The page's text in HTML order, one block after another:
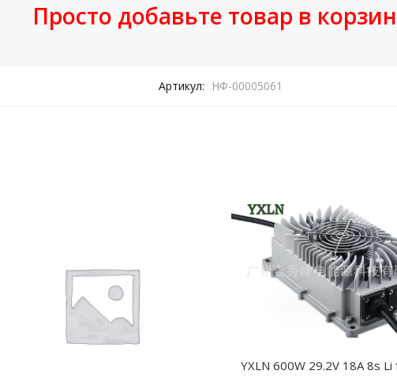
Просто добавьте товар в
Артикул: НФ-00005061
YXLN 600W 29.2V 18A 8s